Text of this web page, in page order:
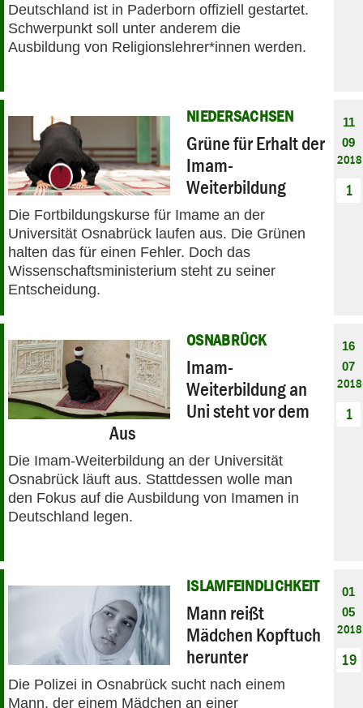
Deutschland ist in Paderborn offiziell gestartet.
Schwerpunkt soll unter anderem die
Ausbildung von Religionslehrer*innen werden.
NIEDERSACHSEN
Grüne für Erhalt der
Imam-
Weiterbildung
Die Fortbildungskurse für Imame an der
Universität Osnabrück laufen aus. Die Grünen
halten das für einen Fehler. Doch das
Wissenschaftsministerium steht zu seiner
Entscheidung.
11
09
2018
1
OSNABRÜCK
Imam-
Weiterbildung an
Uni steht vor dem
Aus
Die Imam-Weiterbildung an der Universität
Osnabrück läuft aus. Stattdessen wolle man
den Fokus auf die Ausbildung von Imamen in
Deutschland legen.
16
07
2018
1
ISLAMFEINDLICHKEIT
Mann reißt
Mädchen Kopftuch
herunter
Die Polizei in Osnabrück sucht nach einem
Mann, der einem Mädchen an einer
01
05
2018
19